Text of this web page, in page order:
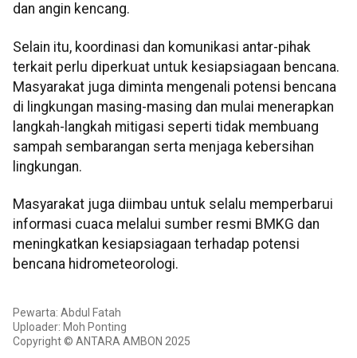
dan angin kencang.
Selain itu, koordinasi dan komunikasi antar-pihak
terkait perlu diperkuat untuk kesiapsiagaan bencana.
Masyarakat juga diminta mengenali potensi bencana
di lingkungan masing-masing dan mulai menerapkan
langkah-langkah mitigasi seperti tidak membuang
sampah sembarangan serta menjaga kebersihan
lingkungan.
Masyarakat juga diimbau untuk selalu memperbarui
informasi cuaca melalui sumber resmi BMKG dan
meningkatkan kesiapsiagaan terhadap potensi
bencana hidrometeorologi.
Pewarta: Abdul Fatah
Uploader: Moh Ponting
Copyright © ANTARA AMBON 2025